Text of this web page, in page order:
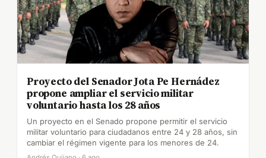
Proyecto del Senador Jota Pe Hernádez
propone ampliar el servicio militar
voluntario hasta los 28 años
Un proyecto en el Senado propone permitir el servicio
militar voluntario para ciudadanos entre 24 y 28 años, sin
cambiar el régimen vigente para los menores de 24.